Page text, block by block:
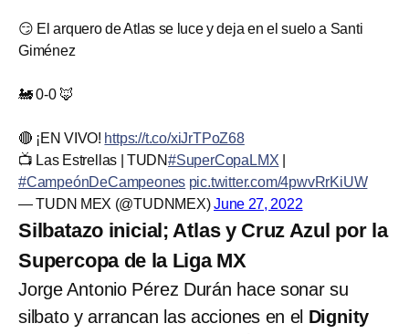
😏 El arquero de Atlas se luce y deja en el suelo a Santi
Giménez
🚂 0-0 🦊
🔴 ¡EN VIVO! https://t.co/xiJrTPoZ68
📺 Las Estrellas | TUDN#SuperCopaLMX
#CampeónDeCampeones pic.twitter.com/4pwvRrKiUW
— TUDN MEX (@TUDNMEX)June 27, 2022
Silbatazo inicial; Atlas y Cruz Azul por la
Supercopa de la Liga MX
Jorge Antonio Pérez Durán hace sonar su
silbato y arrancan las acciones en el Dignity